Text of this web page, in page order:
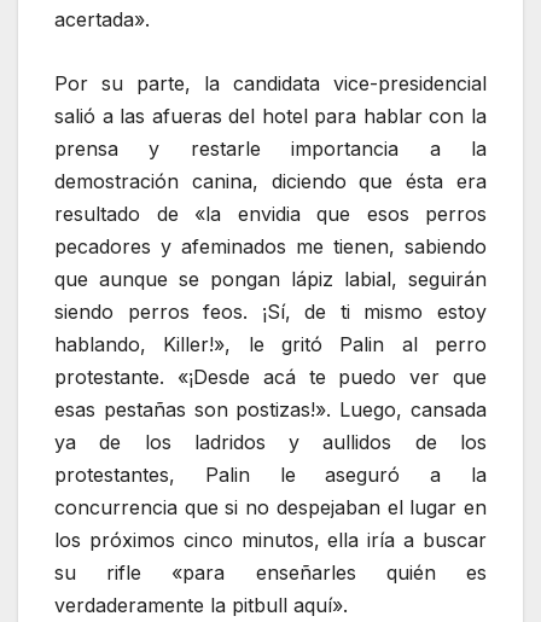
acertada».
Por su parte, la candidata vice-presidencial
salió a las afueras del hotel para hablar con la
prensa y restarle importancia a la
demostración canina, diciendo que ésta era
resultado de «la envidia que esos perros
pecadores y afeminados me tienen, sabiendo
que aunque se pongan lápiz labial, seguirán
siendo perros feos. ¡Sí, de ti mismo estoy
hablando, Killer!», le gritó Palin al perro
protestante. «¡Desde acá te puedo ver que
esas pestañas son postizas!». Luego, cansada
ya de los ladridos y aullidos de los
protestantes, Palin le aseguró a la
concurrencia que si no despejaban el lugar en
los próximos cinco minutos, ella iría a buscar
su rifle «para enseñarles quién es
verdaderamente la pitbull aquí».